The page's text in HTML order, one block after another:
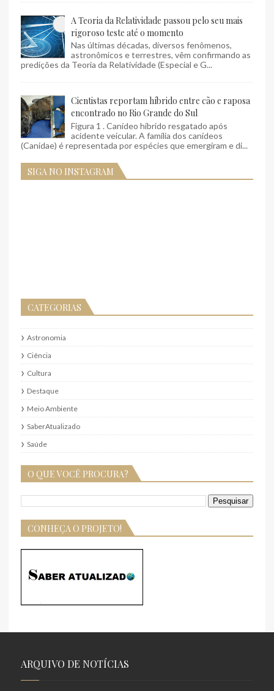
A Teoria da Relatividade passou pelo seu mais
rigoroso teste até o momento
Nas últimas décadas, diversos fenômenos,
astronômicos e terrestres, vêm confirmando as
predições da Teoria da Relatividade (Especial e G...
Cientistas reportam híbrido entre cão e raposa
encontrado no Rio Grande do Sul
Figura 1 . Canídeo híbrido resgatado após
acidente veicular. A família dos canídeos
(Canidae) é representada por espécies que emergiram e di...
SIGA NO INSTAGRAM
CATEGORIAS
Astronomia
Ciência
Cultura
Destaque
Meio Ambiente
SaberAtualizado
Saúde
O QUE VOCÊ PROCURA?
CONHEÇA O PROJETO!
ARQUIVO DE NOTÍCIAS